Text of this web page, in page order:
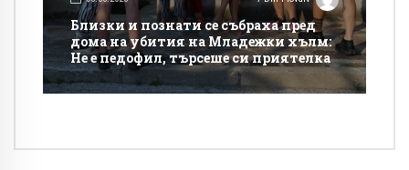
Близки и познати се събраха пред
дома на убития на Младежки хълм:
Не е педофил, търсеше си приятелка